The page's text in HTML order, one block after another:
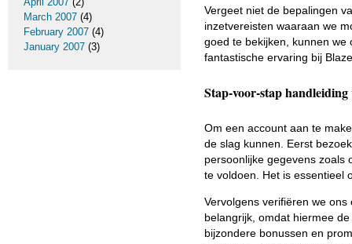
Vergeet niet de bepalingen
inzetvereisten waaraan we
goed te bekijken, kunnen
fantastische ervaring bij
Stap-voor-stap
Om een account aan te
de slag kunnen. Eerst
persoonlijke gegevens zoals
te voldoen. Het is essentieel
Vervolgens verifiëren we
belangrijk, omdat hiermee
bijzondere bonussen en
March 2007 (4)
February 2007 (4)
January 2007 (3)